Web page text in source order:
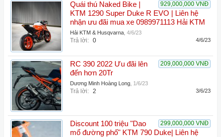
929,000,000 VNĐ
Quái thú Naked Bike |
KTM 1290 Super Duke R EVO | Liên hệ
nhận ưu đãi mua xe 0989971113 Hải KTM
Hải KTM & Husqvarna 4/6/23
Trả lời: 0 4/6/23
209,000,000 VNĐ
RC 390 2022 Ưu đãi lên
đến hơn 20Tr
Dương Minh Hoàng Long 1/6/23
Trả lời: 2 3/6/23
299,000,000 VNĐ
Discount 100 triệu "Dao
mổ đường phố" KTM 790 Duke| Liên hệ